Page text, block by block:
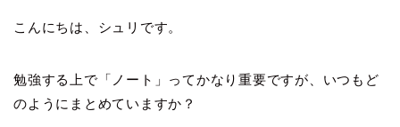
こんにちは、シュリです。
勉強する上で「ノート」ってかなり重要ですが、いつもど
のようにまとめていますか？